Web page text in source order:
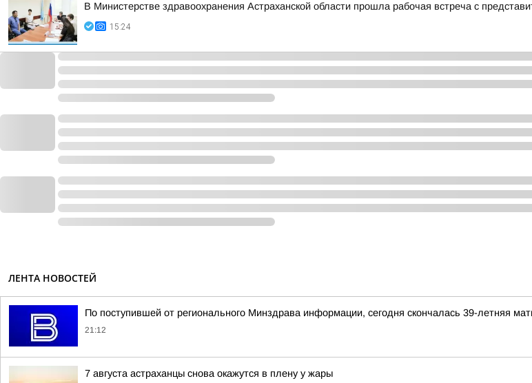
В Министерстве здравоохранения Астраханской области прошла рабочая встреча с
15:24
ЛЕНТА НОВОСТЕЙ
По поступившей от регионального Минздрава информации, сегодня скончалась 39-летняя
21:12
7 августа астраханцы снова окажутся в плену у жары